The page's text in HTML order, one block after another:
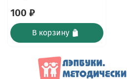
100 ₽
В корзину